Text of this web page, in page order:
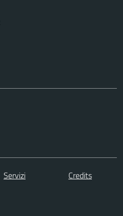
Servizi
Credits